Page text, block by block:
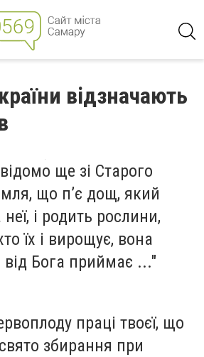
відзначають
ще зі Старого
що п’є дощ, який
і родить рослини,
їх і вирощує, вона
від Бога приймає ..."
праці твоєї, що
збирання при